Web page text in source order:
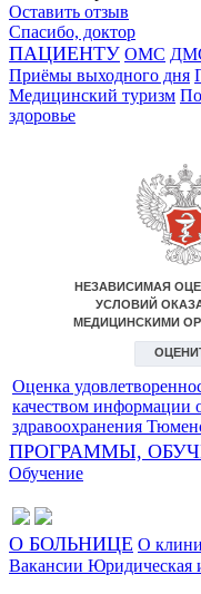
Оставить отзыв
Спасибо, доктор
ПАЦИЕНТУ ОМС
Приёмы выходного дня
Медицинский туризм
здоровье
Оценка
качеством информации
здравоохранения
ПРОГРАММЫ,
Обучение
О БОЛЬНИЦЕ О
Вакансии Юридическая